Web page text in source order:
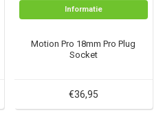
Informatie
Motion Pro 18mm Pro Plug
Socket
€36,95